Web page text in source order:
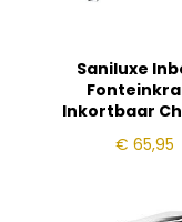
Saniluxe
Inkortbaar
€ 65,95